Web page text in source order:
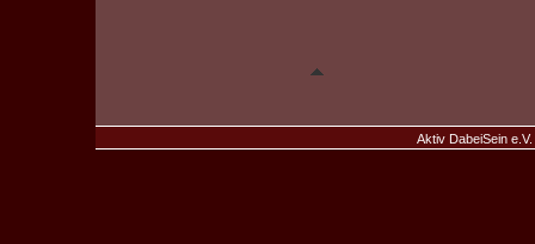
Aktiv DabeiSein